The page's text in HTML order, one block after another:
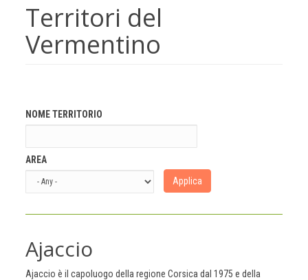
Territori del
Vermentino
NOME TERRITORIO
AREA
Applica
Ajaccio
Ajaccio è il capoluogo della regione Corsica dal 1975 e della